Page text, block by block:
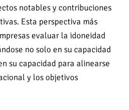
notables y contribuciones
Esta perspectiva más
evaluar la idoneidad
no solo en su capacidad
su capacidad para alinearse
y los objetivos